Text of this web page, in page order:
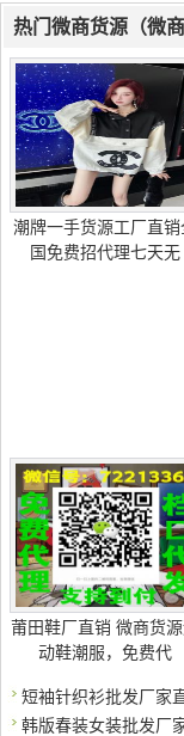
热门微商货源（微
潮牌一手货源工厂直销
国免费招代理七天无
莆田鞋厂直销 微商货
动鞋潮服，免费代
短袖针织衫批发厂家
韩版春装女装批发厂